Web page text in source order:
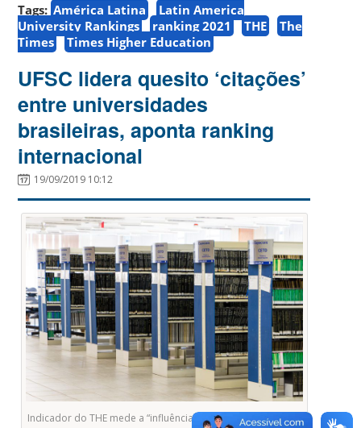
Tags: América Latina
Latin America
University Rankings
ranking 2021 THE
The
Times
Times Higher Education
UFSC lidera quesito ‘citações’
entre universidades
brasileiras, aponta ranking
internacional
19/09/2019 10:12
Indicador do THE mede a “influência da pesquisa” e focaliza